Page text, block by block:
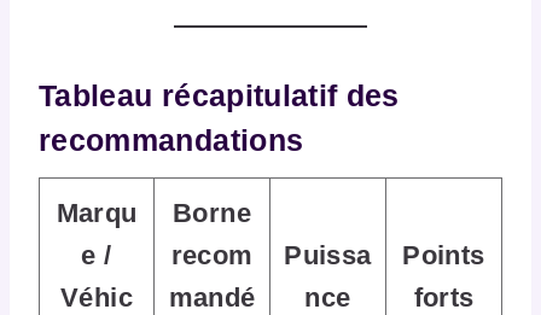
Tableau récapitulatif des
recommandations
Marqu
e /
Véhic
Borne
recom
mandé
Puissa
nce
Points
forts